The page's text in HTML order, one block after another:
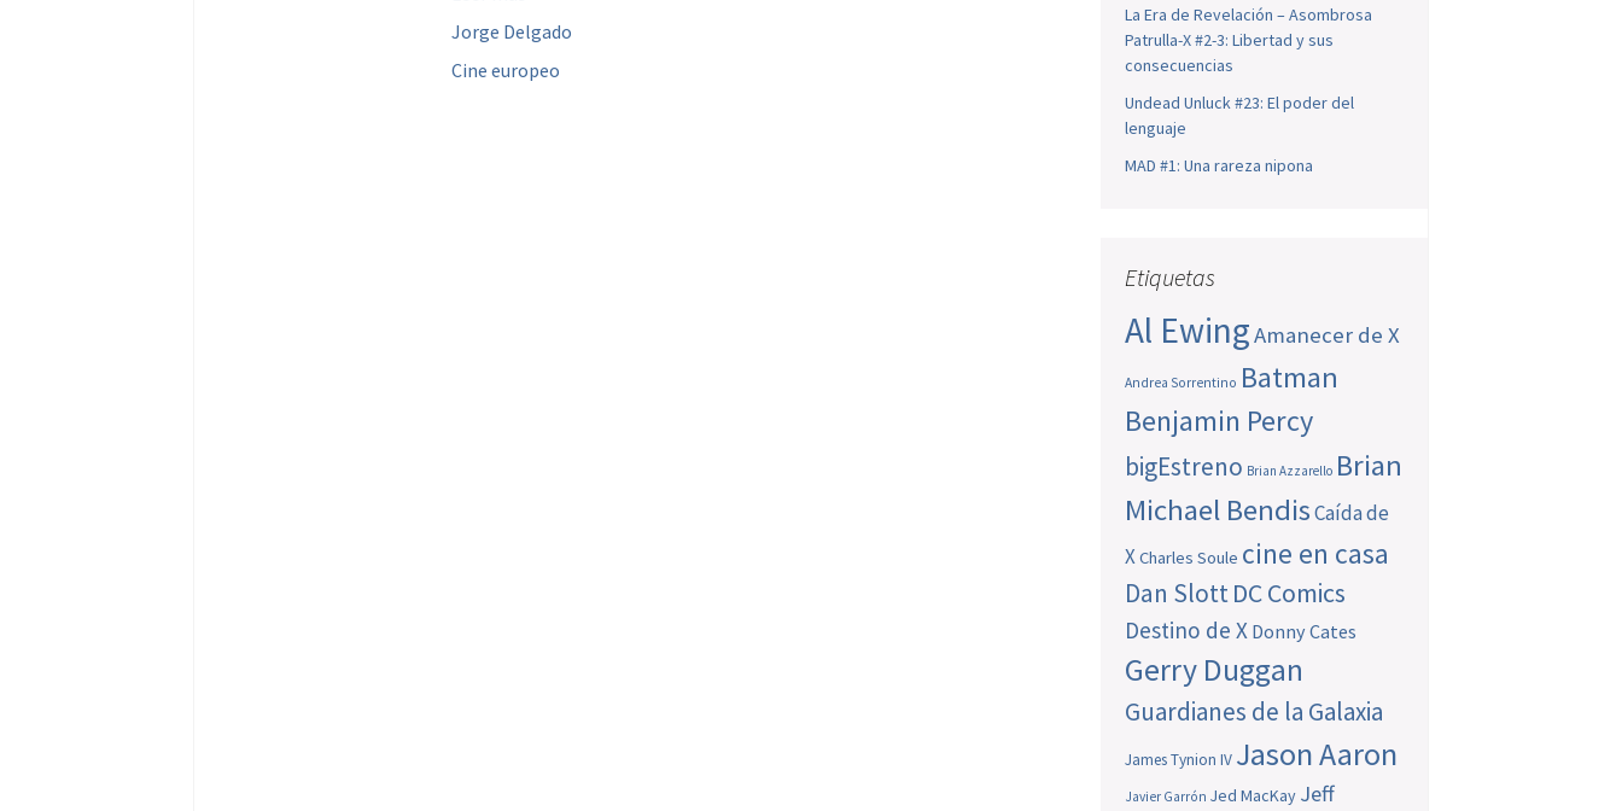
Jorge Delgado
Cine europeo
La Era de Revelación – Asombrosa
Patrulla-X #2-3: Libertad y sus
consecuencias
Undead Unluck #23: El poder del
lenguaje
MAD #1: Una rareza nipona
Etiquetas
Al EwingAmanecer de X
Andrea Sorrentino Batman
Benjamin Percy
bigEstreno Brian Azzarello Brian
Michael BendisCaída de
XCharles Soule cine en casa
Dan SlottDC Comics
Destino de X Donny Cates
Gerry Duggan
Guardianes de la Galaxia
James Tynion IV Jason Aaron
Javier Garrón Jed MacKay Jeff